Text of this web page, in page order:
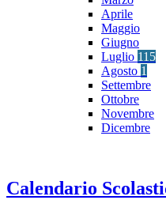
Aprile
Maggio
Giugno
Luglio 115
Agosto 1
Settembre
Ottobre
Novembre
Dicembre
Calendario